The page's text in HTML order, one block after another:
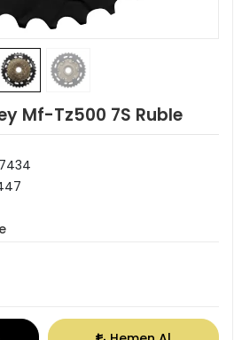
Mf-Tz500 7S Ruble